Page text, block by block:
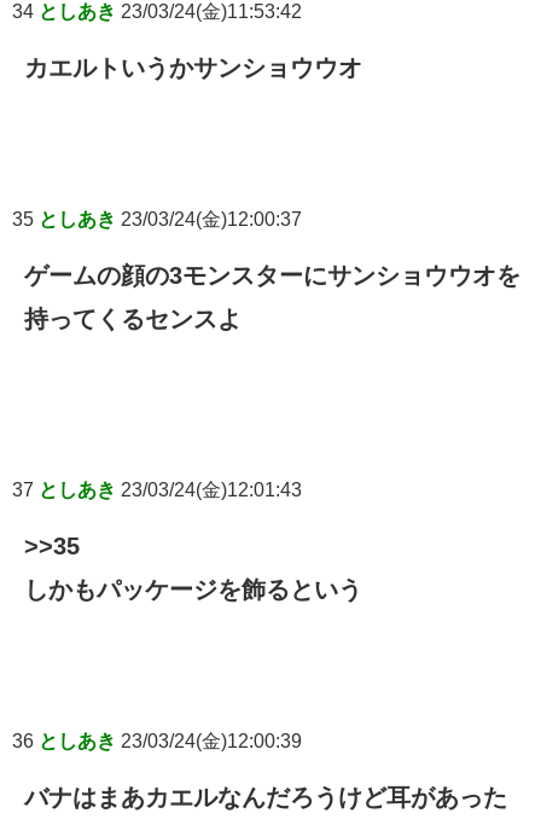
34 としあき 23/03/24(金)11:53:42
カエルトいうかサンショウウオ
35 としあき 23/03/24(金)12:00:37
ゲームの顔の3モンスターにサンショウウオを
持ってくるセンスよ
37 としあき 23/03/24(金)12:01:43
>>35
しかもパッケージを飾るという
36 としあき 23/03/24(金)12:00:39
バナはまあカエルなんだろうけど耳があった